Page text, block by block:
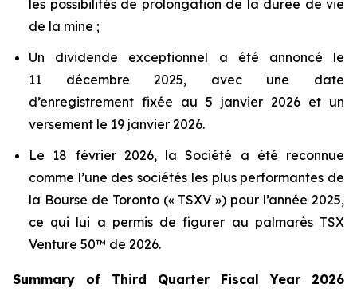
les possibilités de prolongation de la durée de vie
de la mine ;
Un dividende exceptionnel a été annoncé le
11 décembre 2025, avec une date
d’enregistrement fixée au 5 janvier 2026 et un
versement le 19 janvier 2026.
Le 18 février 2026, la Société a été reconnue
comme l’une des sociétés les plus performantes de
la Bourse de Toronto (« TSXV ») pour l’année 2025,
ce qui lui a permis de figurer au palmarès TSX
Venture 50™ de 2026.
Summary of Third Quarter Fiscal Year 2026